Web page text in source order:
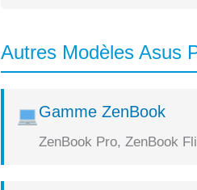
Autres Modèles Asus
Gamme ZenBook
ZenBook Pro, ZenBook